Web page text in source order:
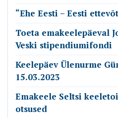
“Ehe Eesti – Eesti
Toeta emakeelepäeval
Veski stipendiumifondi
Keelepäev Ülenurme
15.03.2023
Emakeele Seltsi
otsused